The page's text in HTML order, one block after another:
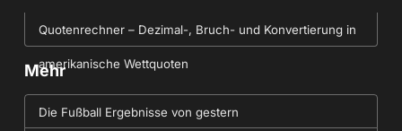
Quotenrechner – Dezimal-, Bruch- und Konvertierung in
amerikanische Wettquoten
Mehr
Die Fußball Ergebnisse von gestern